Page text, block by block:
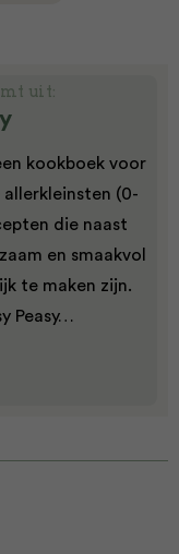
uit:
kookboek voor
allerkleinsten (0-
die naast
en smaakvol
te maken zijn.
Peasy…